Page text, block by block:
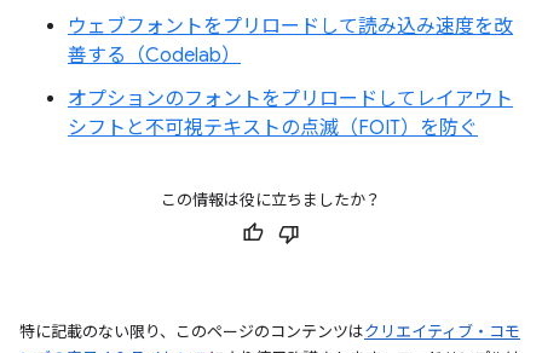
ウェブフォントをプリロードして読み込み速度を改
善する（Codelab）
オプションのフォントをプリロードしてレイアウト
シフトと不可視テキストの点滅（FOIT）を防ぐ
この情報は役に立ちましたか？
特に記載のない限り、このページのコンテンツはクリエイティブ・コモ